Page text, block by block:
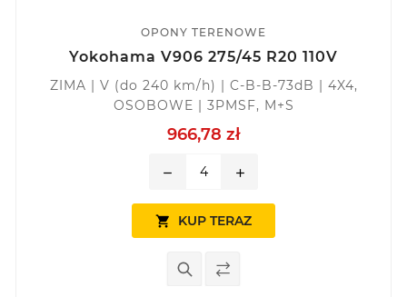
OPONY TERENOWE
Yokohama V906 275/45 R20 110V
ZIMA | V (do 240 km/h) | C-B-B-73dB | 4X4,
OSOBOWE | 3PMSF, M+S
966,78 zł
remove add
 KUP TERAZ